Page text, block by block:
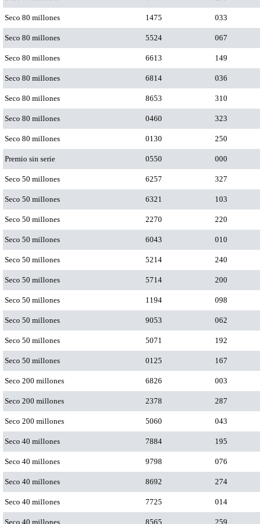
Seco 80 millones 1475 033
Seco 80 millones 5524 067
Seco 80 millones 6613 149
Seco 80 millones 6814 036
Seco 80 millones 8653 310
Seco 80 millones 0460 323
Seco 80 millones 0130 250
Premio sin serie 0550 000
Seco 50 millones 6257 327
Seco 50 millones 6321 103
Seco 50 millones 2270 220
Seco 50 millones 6043 010
Seco 50 millones 5214 240
Seco 50 millones 5714 200
Seco 50 millones 1194 098
Seco 50 millones 9053 062
Seco 50 millones 5071 192
Seco 50 millones 0125 167
Seco 200 millones 6826 003
Seco 200 millones 2378 287
Seco 200 millones 5060 043
Seco 40 millones 7884 195
Seco 40 millones 9798 076
Seco 40 millones 8692 274
Seco 40 millones 7725 014
Seco 40 millones 8565 259